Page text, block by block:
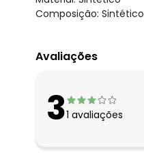
Composição: Sintético
Avaliações
31 avaliações